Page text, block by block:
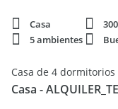
Casa
5 ambientes
Casa -